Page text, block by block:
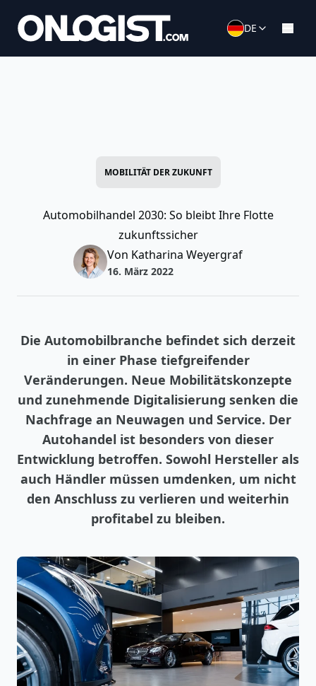
DE
MOBILITÄT DER ZUKUNFT
Automobilhandel 2030: So bleibt Ihre Flotte
zukunftssicher
Von Katharina Weyergraf
16. März 2022
Die Automobilbranche befindet sich derzeit
in einer Phase tiefgreifender
Veränderungen. Neue Mobilitätskonzepte
und zunehmende Digitalisierung senken die
Nachfrage an Neuwagen und Service. Der
Autohandel ist besonders von dieser
Entwicklung betroffen. Sowohl Hersteller als
auch Händler müssen umdenken, um nicht
den Anschluss zu verlieren und weiterhin
profitabel zu bleiben.